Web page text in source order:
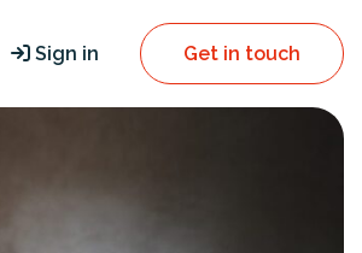
Sign in Get in touch